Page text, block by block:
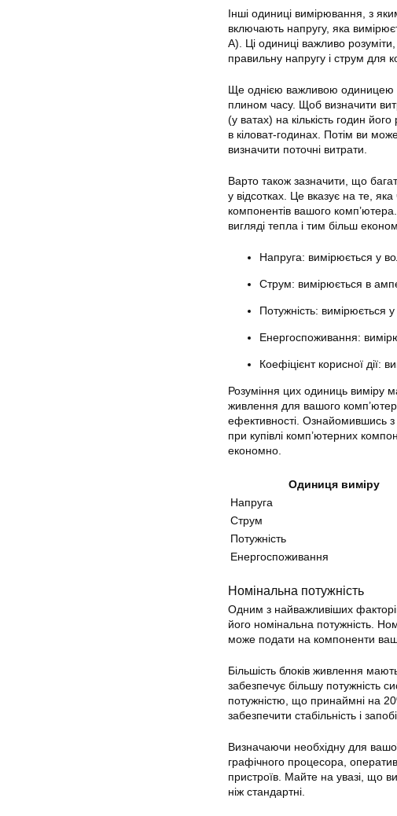
Інші одиниці вимірювання, з
включають напругу, яка
А). Ці одиниці важливо
правильну напругу і струм для
Ще однією важливою одиницею
плином часу. Щоб визначити
(у ватах) на кількість годин
в кіловат-годинах. Потім ви
визначити поточні витрати.
Варто також зазначити, що
у відсотках. Це вказує на те,
компонентів вашого
вигляді тепла і тим більш
Напруга: вимірюється у
Струм: вимірюється в
Потужність: вимірюється
Енергоспоживання:
Коефіцієнт корисної дії:
Розуміння цих одиниць виміру
живлення для вашого
ефективності. Ознайомившись
при купівлі комп’ютерних
економно.
Одиниця виміру
Напруга
Струм
Потужність
Енергоспоживання
Номінальна потужність
Одним з найважливіших
його номінальна потужність.
може подати на компоненти
Більшість блоків живлення
забезпечує більшу потужність
потужністю, що принаймні на
забезпечити стабільність і
Визначаючи необхідну для
графічного процесора,
пристроїв. Майте на увазі, що
ніж стандартні.